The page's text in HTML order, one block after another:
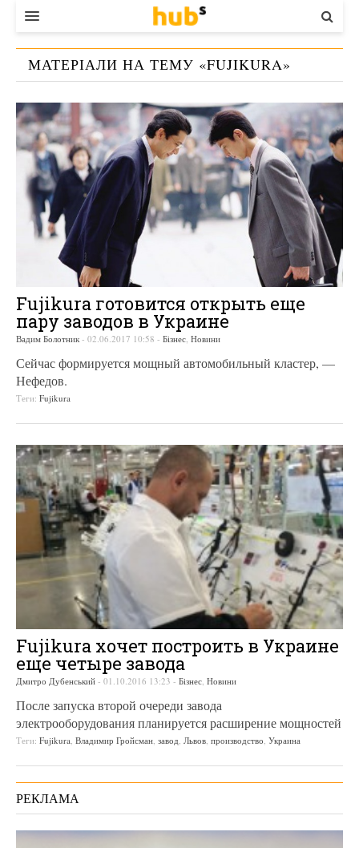
ВЛАДА
ЕКОНОМІКА
БІЗНЕС
СТАРТЕР
КОНТАКТИ
МАТЕРІАЛИ НА ТЕМУ «FUJIKURA»
Fujikura готовится открыть еще
пару заводов в Украине
Вадим Болотник - 02.06.2017 10:58 - Бізнес Новини
Сейчас формируется мощный автомобильный кластер, —
Нефедов.
Теги: Fujikura
Fujikura хочет построить в Украине
еще четыре завода
Дмитро Дубенський - 01.10.2016 13:23 - Бізнес, Новини
После запуска второй очереди завода
электрооборудования планируется расширение мощностей
Теги: Fujikura, Владимир Гройсман, завод, Львов, производство, Украина
РЕКЛАМА